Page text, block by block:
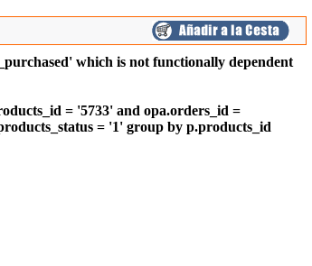
which is not functionally dependent
= '5733' and opa.orders_id =
= '1' group by p.products_id